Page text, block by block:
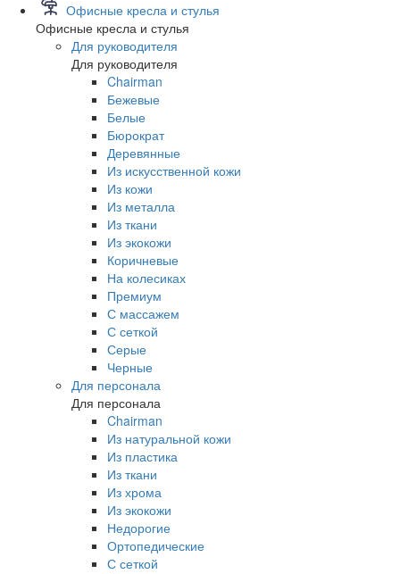
Офисные кресла и стулья
Офисные кресла и стулья
Для руководителя
Для руководителя
Chairman
Бежевые
Белые
Бюрократ
Деревянные
Из искусственной кожи
Из кожи
Из металла
Из ткани
Из экокожи
Коричневые
На колесиках
Премиум
С массажем
С сеткой
Серые
Черные
Для персонала
Для персонала
Chairman
Из натуральной кожи
Из пластика
Из ткани
Из хрома
Из экокожи
Недорогие
Ортопедические
С сеткой